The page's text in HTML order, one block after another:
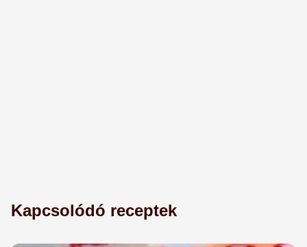
Kapcsolódó receptek